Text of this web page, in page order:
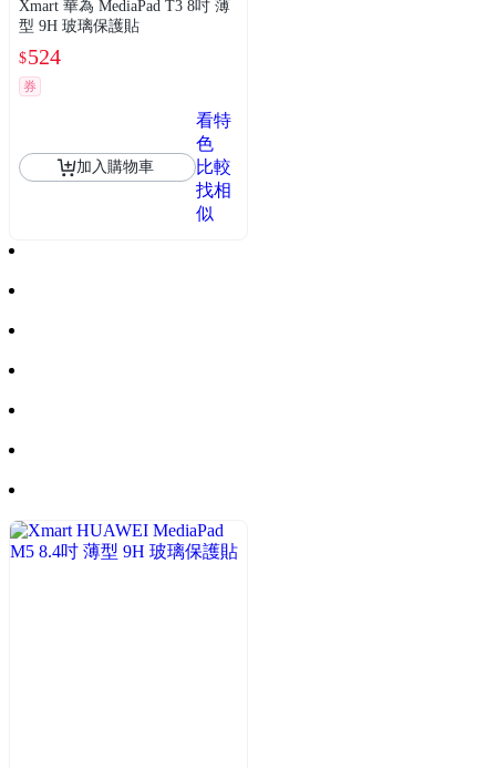
Xmart 華為 MediaPad T3 8吋 薄
型 9H 玻璃保護貼
$524
券
加入購物車
看特
色
比較
找相
似